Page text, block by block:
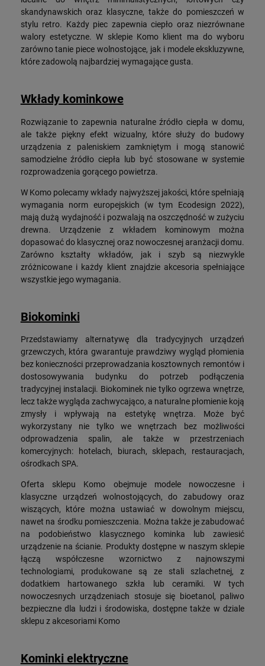
skandynawskich oraz klasyczne, także do pomieszczeń w
stylu retro. Każdy piec zapewnia ciepło oraz niezrównane
walory estetyczne. W sklepie Komo klient ma do wyboru
zarówno tanie piece wolnostojące, jak i modele ekskluzywne,
które zadowolą najbardziej wymagające gusta.
Wkłady kominkowe
Rozwiązanie to zapewnia naturalne źródło ciepła w domu,
ale także piękny efekt wizualny, które służy do budowy
urządzenia z paleniskiem zamkniętym i mogą stanowić
samodzielne źródło ciepła lub być stosowane w systemie
rozprowadzenia gorącego powietrza.
W Komo polecamy wkłady najwyższej jakości, które spełniają
wymagania norm europejskich (w tym Ecodesign 2022),
mają dużą wydajność i pozwalają na oszczędność w zużyciu
drewna. Urządzenie z wkładem kominowym można
dopasować do klasycznej oraz nowoczesnej aranżacji domu.
Zarówno kształty wkładów, jak i szyb są niezwykle
zróżnicowane i każdy klient znajdzie akcesoria spełniające
wszystkie jego wymagania.
Biokominki
Przedstawiamy alternatywę dla tradycyjnych urządzeń
grzewczych, która gwarantuje prawdziwy wygląd płomienia
bez konieczności przeprowadzania kosztownych remontów i
dostosowywania budynku do potrzeb podłączenia
tradycyjnej instalacji. Biokominek nie tylko ogrzewa wnętrze,
lecz także wygląda zachwycająco, a naturalne płomienie koją
zmysły i wpływają na estetykę wnętrza. Może być
wykorzystany nie tylko we wnętrzach bez możliwości
odprowadzenia spalin, ale także w przestrzeniach
komercyjnych: hotelach, biurach, sklepach, restauracjach,
ośrodkach SPA.
Oferta sklepu Komo obejmuje modele nowoczesne i
klasyczne urządzeń wolnostojących, do zabudowy oraz
wiszących, które można ustawiać w dowolnym miejscu,
nawet na środku pomieszczenia. Można także je zabudować
na podobieństwo klasycznego kominka lub zawiesić
urządzenie na ścianie. Produkty dostępne w naszym sklepie
łączą współczesne wzornictwo z najnowszymi
technologiami, produkowane są ze stali szlachetnej, z
dodatkiem hartowanego szkła lub ceramiki. W tych
nowoczesnych urządzeniach stosuje się bioetanol, paliwo
bezpieczne dla ludzi i środowiska, dostępne także w dziale
sklepu z akcesoriami Komo
Kominki elektryczne